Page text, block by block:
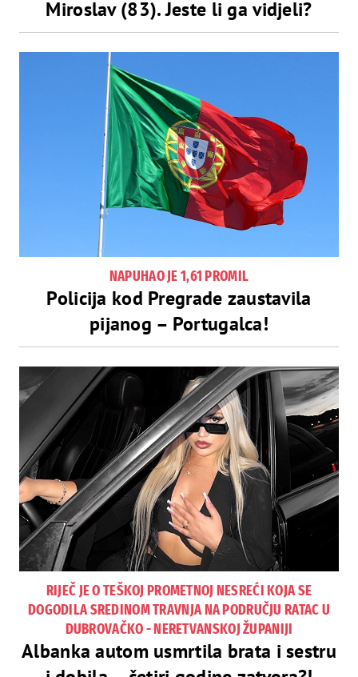
Miroslav (83). Jeste li ga vidjeli?
NAPUHAO JE 1,61 PROMIL
Policija kod Pregrade zaustavila
pijanog – Portugalca!
RIJEČ JE O TEŠKOJ PROMETNOJ NESREĆI KOJA SE
DOGODILA SREDINOM TRAVNJA NA PODRUČJU RATAC U
DUBROVAČKO - NERETVANSKOJ ŽUPANIJI
Albanka autom usmrtila brata i sestru